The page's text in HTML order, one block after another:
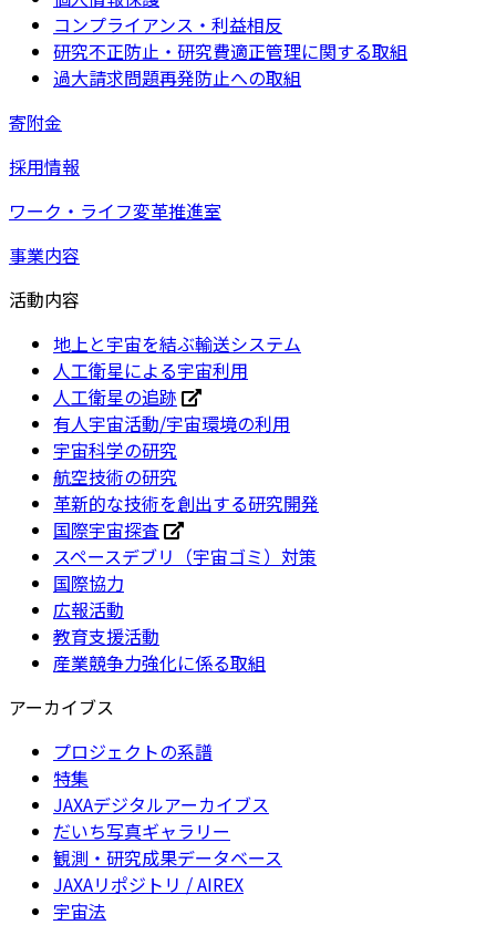
コンプライアンス・利益相反
研究不正防止・研究費適正管理に関する取組
過大請求問題再発防止への取組
寄附金
採用情報
ワーク・ライフ変革推進室
事業内容
活動内容
地上と宇宙を結ぶ輸送システム
人工衛星による宇宙利用
人工衛星の追跡
有人宇宙活動/宇宙環境の利用
宇宙科学の研究
航空技術の研究
革新的な技術を創出する研究開発
国際宇宙探査
スペースデブリ（宇宙ゴミ）対策
国際協力
広報活動
教育支援活動
産業競争力強化に係る取組
アーカイブス
プロジェクトの系譜
特集
JAXAデジタルアーカイブス
だいち写真ギャラリー
観測・研究成果データベース
JAXAリポジトリ / AIREX
宇宙法